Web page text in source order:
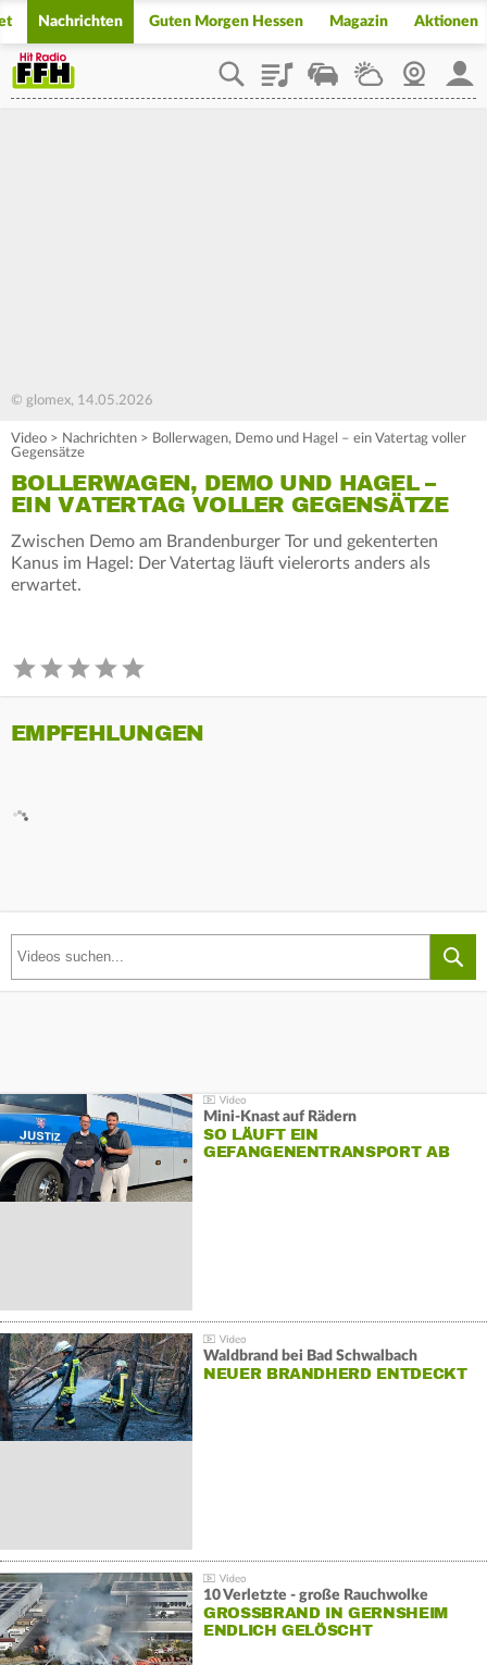
Nachrichten Guten Morgen Hessen Magazin Aktionen
PlaylistStaupilotWetterWebcam
© glomex, 14.05.2026
Video > Nachrichten > Bollerwagen, Demo und Hagel – ein Vatertag voller
Gegensätze
BOLLERWAGEN, DEMO UND HAGEL –
EIN VATERTAG VOLLER GEGENSÄTZE
Zwischen Demo am Brandenburger Tor und gekenterten
Kanus im Hagel: Der Vatertag läuft vielerorts anders als
erwartet.
EMPFEHLUNGEN
Mini-Knast auf Rädern
SO LÄUFT EIN
GEFANGENENTRANSPORT AB
Waldbrand bei Bad Schwalbach
NEUER BRANDHERD ENTDECKT
10 Verletzte - große Rauchwolke
GROSSBRAND IN GERNSHEIM E
NDLICH GELÖSCHT